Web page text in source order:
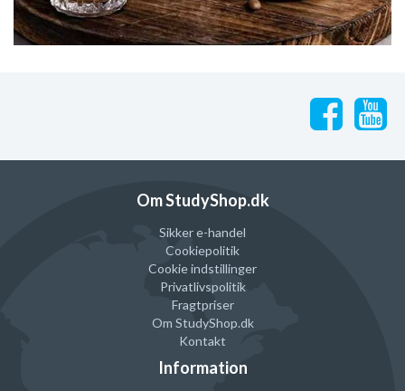
Om StudyShop.dk
Sikker e-handel
Cookiepolitik
Cookie indstillinger
Privatlivspolitik
Fragtpriser
Om StudyShop.dk
Kontakt
Information